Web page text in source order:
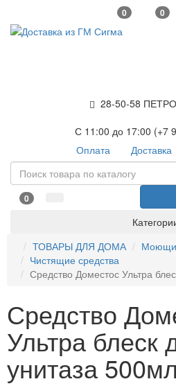
0 0
28-50-58
С 11:00 до 17:00 (+7
Оплата
Доставка
0
ТОВАРЫ ДЛЯ ДОМА
Чистящие средства
Средство Доместос Ультра
Средство
Ультра блеск
унитаза